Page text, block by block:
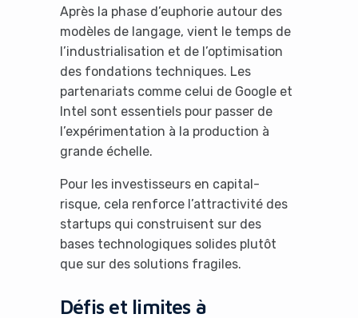
Après la phase d’euphorie autour des
modèles de langage, vient le temps de
l’industrialisation et de l’optimisation
des fondations techniques. Les
partenariats comme celui de Google et
Intel sont essentiels pour passer de
l’expérimentation à la production à
grande échelle.
Pour les investisseurs en capital-
risque, cela renforce l’attractivité des
startups qui construisent sur des
bases technologiques solides plutôt
que sur des solutions fragiles.
Défis et limites à